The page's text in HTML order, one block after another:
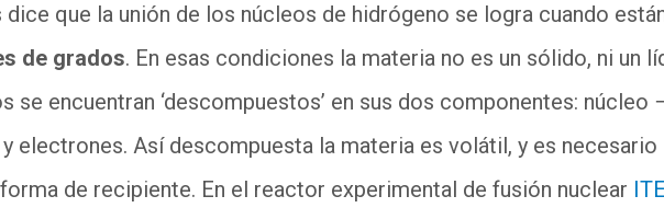
dice que la unión de los núcleos de hidrógeno se logra cuando
de grados. En esas condiciones la materia no es un sólido, ni un
se encuentran ‘descompuestos’ en sus dos componentes: núcleo
electrones. Así descompuesta la materia es volátil, y es necesario
de recipiente. En el reactor experimental de fusión nuclear